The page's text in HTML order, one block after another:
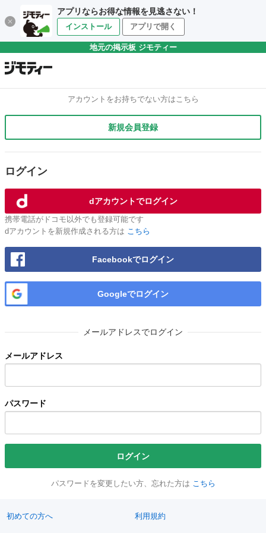
アプリならお得な情報を見逃さない！
インストール アプリで開く
地元の掲示板 ジモティー
アカウントをお持ちでない方はこちら
新規会員登録
ログイン
dアカウントでログイン
携帯電話がドコモ以外でも登録可能です
dアカウントを新規作成される方は こちら
Facebookでログイン
Googleでログイン
メールアドレスでログイン
メールアドレス
パスワード
ログイン
パスワードを変更したい方、忘れた方は こちら
初めての方へ 利用規約